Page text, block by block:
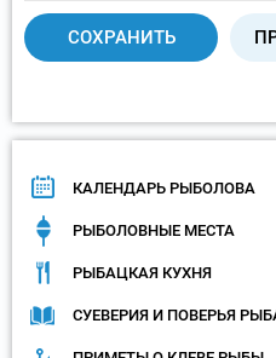
КАЛЕНДАРЬ РЫБОЛОВА
РЫБОЛОВНЫЕ МЕСТА
РЫБАЦКАЯ КУХНЯ
СУЕВЕРИЯ И ПОВЕРЬЯ